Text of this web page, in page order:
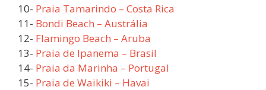
10- Praia Tamarindo – Costa Rica
11- Bondi Beach – Austrália
12- Flamingo Beach – Aruba
13- Praia de Ipanema – Brasil
14- Praia da Marinha – Portugal
15- Praia de Waikiki – Havai